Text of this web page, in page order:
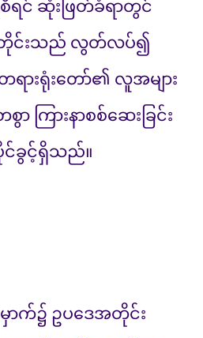
ရင် ဆုံးဖြတ်ခံရာတွင်
တိုင်းသည် လွတ်လပ်၍
းရုံးတော်၏ လူအများ
ကြားနာစစ်ဆေးခြင်း
င်ခွင့်ရှိသည်။
ာက်၌ ဥပဒေအတိုင်း